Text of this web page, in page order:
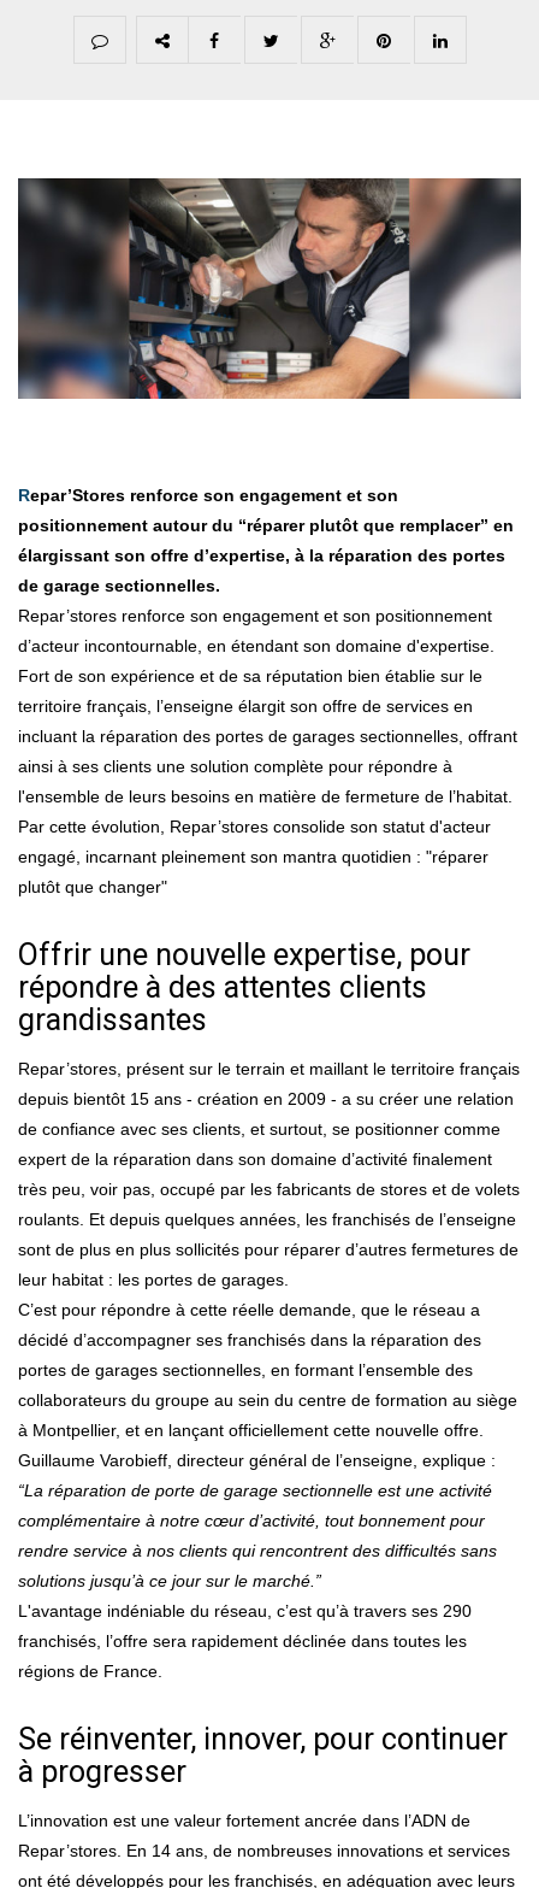
Repar’Stores renforce son engagement et son
positionnement autour du “réparer plutôt que remplacer” en
élargissant son offre d’expertise, à la réparation des portes
de garage sectionnelles.
Repar’stores renforce son engagement et son positionnement
d’acteur incontournable, en étendant son domaine d'expertise.
Fort de son expérience et de sa réputation bien établie sur le
territoire français, l’enseigne élargit son offre de services en
incluant la réparation des portes de garages sectionnelles, offrant
ainsi à ses clients une solution complète pour répondre à
l'ensemble de leurs besoins en matière de fermeture de l’habitat.
Par cette évolution, Repar’stores consolide son statut d'acteur
engagé, incarnant pleinement son mantra quotidien : "réparer
plutôt que changer"
Offrir une nouvelle expertise, pour
répondre à des attentes clients
grandissantes
Repar’stores, présent sur le terrain et maillant le territoire français
depuis bientôt 15 ans - création en 2009 - a su créer une relation
de confiance avec ses clients, et surtout, se positionner comme
expert de la réparation dans son domaine d’activité finalement
très peu, voir pas, occupé par les fabricants de stores et de volets
roulants. Et depuis quelques années, les franchisés de l’enseigne
sont de plus en plus sollicités pour réparer d’autres fermetures de
leur habitat : les portes de garages.
C’est pour répondre à cette réelle demande, que le réseau a
décidé d’accompagner ses franchisés dans la réparation des
portes de garages sectionnelles, en formant l’ensemble des
collaborateurs du groupe au sein du centre de formation au siège
à Montpellier, et en lançant officiellement cette nouvelle offre.
Guillaume Varobieff, directeur général de l’enseigne, explique :
“La réparation de porte de garage sectionnelle est une activité
complémentaire à notre cœur d’activité, tout bonnement pour
rendre service à nos clients qui rencontrent des difficultés sans
solutions jusqu’à ce jour sur le marché.”
L'avantage indéniable du réseau, c’est qu’à travers ses 290
franchisés, l’offre sera rapidement déclinée dans toutes les
régions de France.
Se réinventer, innover, pour continuer
à progresser
L’innovation est une valeur fortement ancrée dans l’ADN de
Repar’stores. En 14 ans, de nombreuses innovations et services
ont été développés pour les franchisés, en adéquation avec leurs